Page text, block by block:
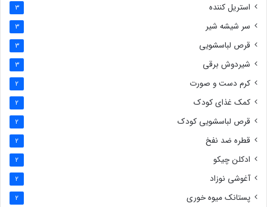
استریل کننده 3
سر شیشه شیر 3
قرص لباسشویی 3
شیردوش برقی 3
کرم دست و صورت 2
کمک غذای کودک 2
قرص لباسشویی کودک 2
قطره ضد نفخ 2
ادکلن چیکو 2
آغوشی نوزاد 2
پستانک میوه خوری 2